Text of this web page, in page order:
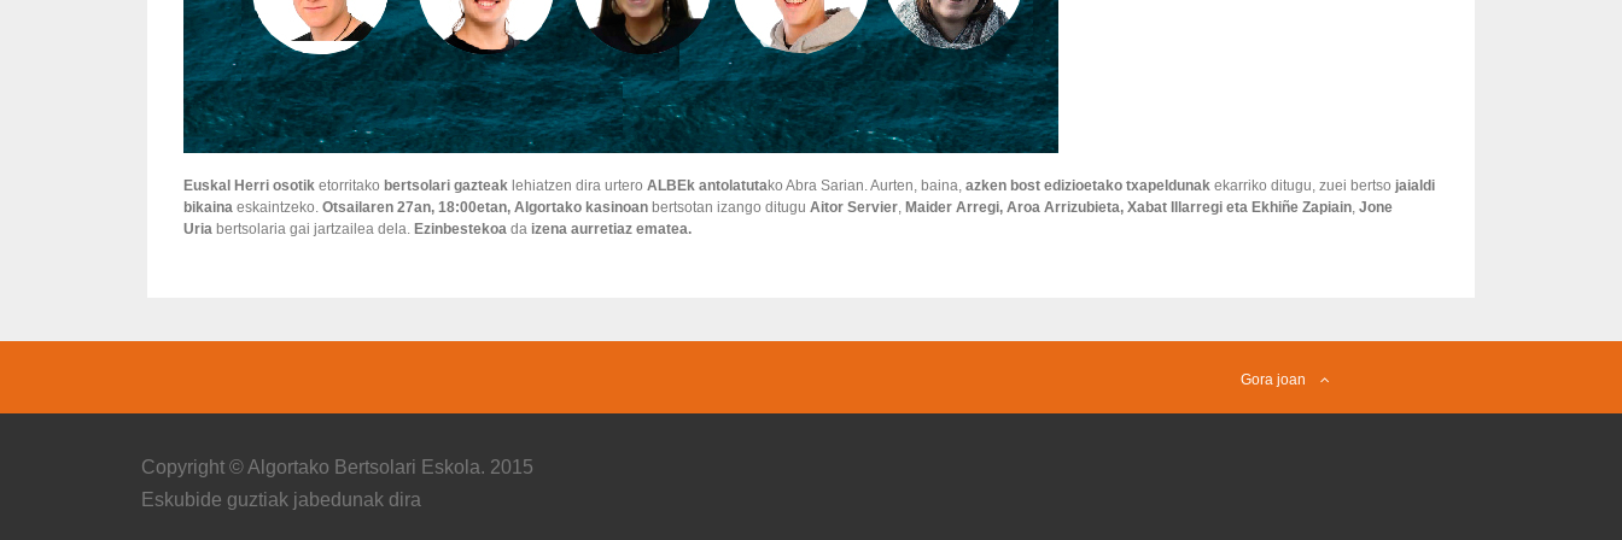
Euskal Herri osotik etorritako bertsolari gazteak lehiatzen dira urtero ALBEk antolatutako Abra Sarian. Aurten, baina, azken bost edizioetako txapeldunak ekarriko ditugu, zuei bertso jaialdi
bikaina eskaintzeko. Otsailaren 27an, 18:00etan, Algortako kasinoan bertsotan izango ditugu Aitor Servier, Maider Arregi, Aroa Arrizubieta, Xabat Illarregi eta Ekhiñe Zapiain, Jone
Uria bertsolaria gai jartzailea dela. Ezinbestekoa da izena aurretiaz ematea.
Gora joan
Copyright © Algortako Bertsolari Eskola. 2015
Eskubide guztiak jabedunak dira